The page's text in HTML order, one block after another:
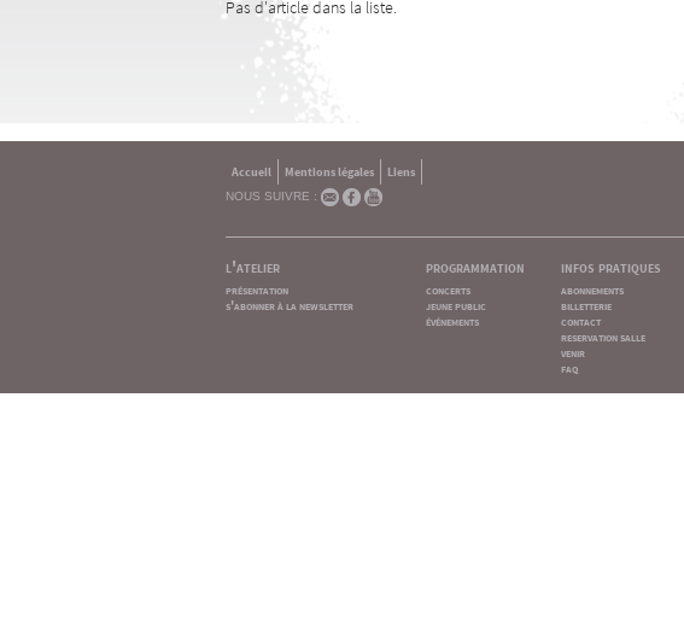
Pas d'article dans la liste.
Accueil Mentions légales
Liens
NOUS SUIVRE :
l'atelier
présentation
s'abonner à la newsletter
programmation
concerts
jeune public
événements
infos pratiques
abonnements
billetterie
contact
reservation salle
venir
faq